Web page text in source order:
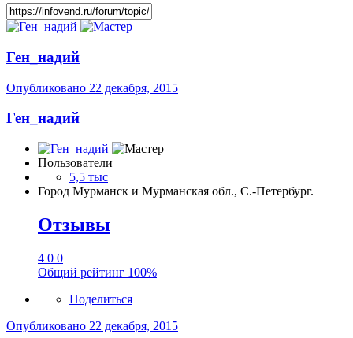
Ген_надий
Опубликовано 22 декабря, 2015
Ген_надий
Пользователи
5,5 тыс
Город Мурманск и Мурманская обл., С.-Петербург.
Отзывы
4 0 0
Общий рейтинг 100%
Поделиться
Опубликовано 22 декабря, 2015